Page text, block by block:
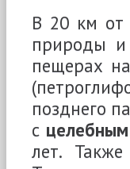
В 20 км от
природы и
пещерах
позднего
с
лет.